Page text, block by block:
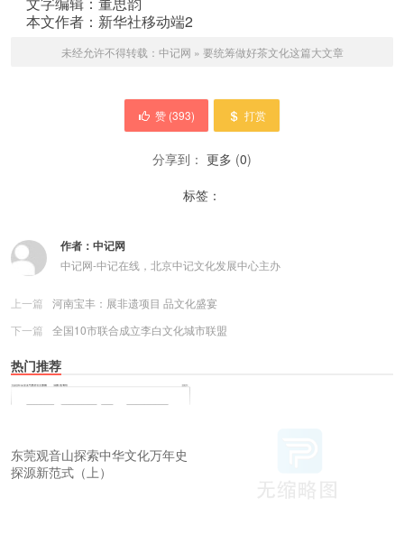
本文作者：新华社移动端2
未经允许不得转载： 中记网 » 要统筹做好茶文化这篇大文章
赞 (393) 打赏
分享到： 更多 (0)
标签：
作者： 中记网
中记网-中记在线，北京中记文化发展中心主办
上一篇
河南宝丰：展非遗项目 品文化盛宴
下一篇
全国10市联合成立李白文化城市联盟
热门推荐
东莞观音山探索中华文化万年史
探源新范式（上）